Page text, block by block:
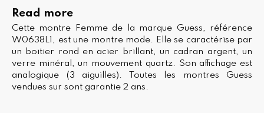
Read more
Cette montre Femme de la marque Guess, référence
W0638L1, est une montre mode. Elle se caractérise par
un boitier rond en acier brillant, un cadran argent, un
verre minéral, un mouvement quartz. Son affichage est
analogique (3 aiguilles). Toutes les montres Guess
vendues sur sont garantie 2 ans.